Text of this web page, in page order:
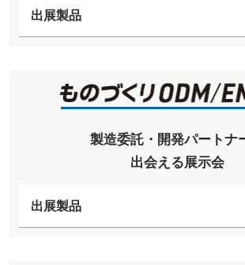
出展製品
製造委託・開発パートナ
出会える展示会
出展製品